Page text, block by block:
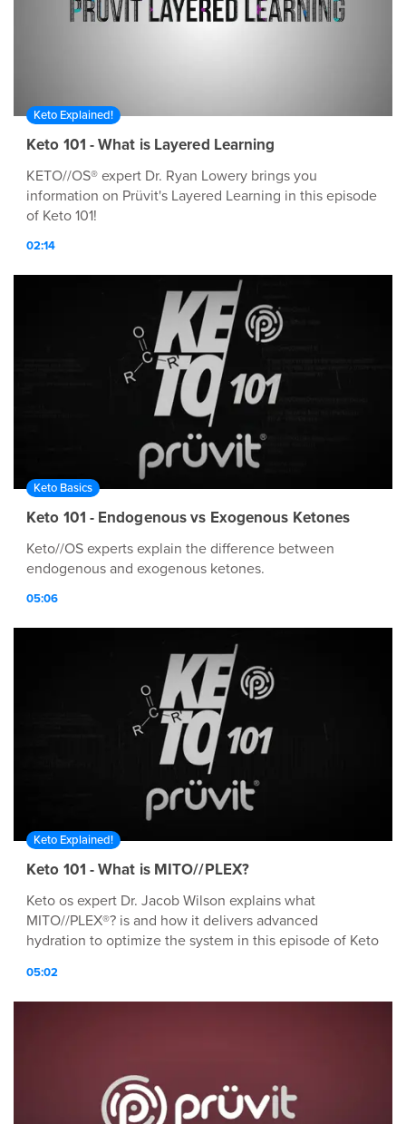
Keto Explained!
Keto 101 - What is Layered Learning
KETO//OS® expert Dr. Ryan Lowery brings you
information on Prüvit's Layered Learning in this episode
of Keto 101!
02:14
Keto Basics
Keto 101 - Endogenous vs Exogenous Ketones
Keto//OS experts explain the difference between
endogenous and exogenous ketones.
05:06
Keto Explained!
Keto 101 - What is MITO//PLEX?
Keto os expert Dr. Jacob Wilson explains what
MITO//PLEX®? is and how it delivers advanced
hydration to optimize the system in this episode of Keto
05:02